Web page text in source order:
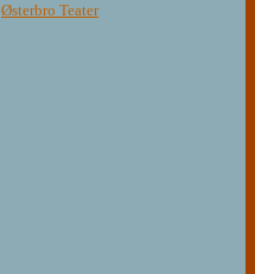
Østerbro Teater